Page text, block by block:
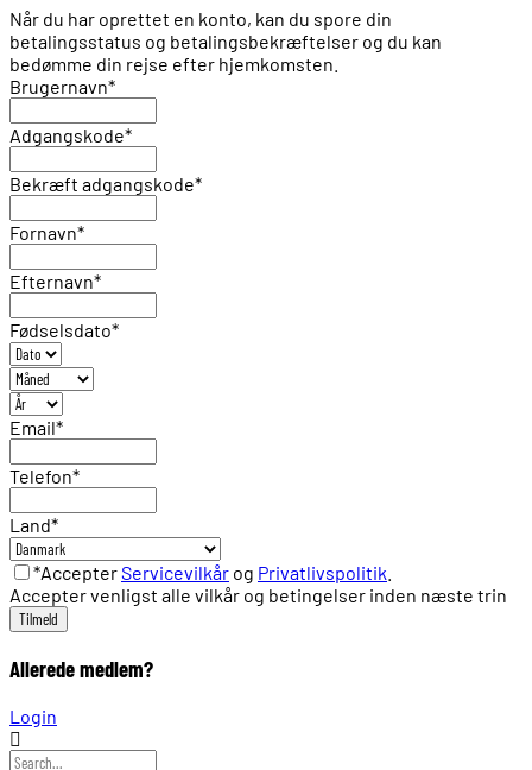
Når du har oprettet en konto, kan du spore din
betalingsstatus og betalingsbekræftelser og du kan
bedømme din rejse efter hjemkomsten.
Brugernavn*
Adgangskode*
Bekræft adgangskode*
Fornavn*
Efternavn*
Fødselsdato*
Email*
Telefon*
Land*
*AccepterServicevilkår og Privatlivspolitik
Accepter venligst alle vilkår og betingelser inden næste trin
Allerede medlem?
Login